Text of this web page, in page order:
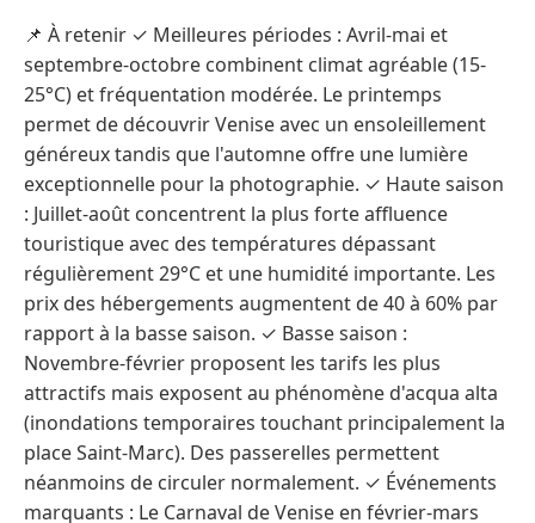
📌 À retenir ✓ Meilleures périodes : Avril-mai et
septembre-octobre combinent climat agréable (15-
25°C) et fréquentation modérée. Le printemps
permet de découvrir Venise avec un ensoleillement
généreux tandis que l'automne offre une lumière
exceptionnelle pour la photographie. ✓ Haute saison
: Juillet-août concentrent la plus forte affluence
touristique avec des températures dépassant
régulièrement 29°C et une humidité importante. Les
prix des hébergements augmentent de 40 à 60% par
rapport à la basse saison. ✓ Basse saison :
Novembre-février proposent les tarifs les plus
attractifs mais exposent au phénomène d'acqua alta
(inondations temporaires touchant principalement la
place Saint-Marc). Des passerelles permettent
néanmoins de circuler normalement. ✓ Événements
marquants : Le Carnaval de Venise en février-mars